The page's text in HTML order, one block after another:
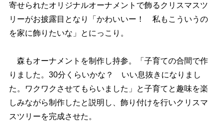
寄せられたオリジナルオーナメントで飾るクリスマスツ
リーがお披露目となり「かわいいー！ 私もこういうの
を家に飾りたいな」とにっこり。
森もオーナメントを制作し持参。「子育ての合間で作
りました。30分くらいかな？ いい息抜きになりまし
た。ワクワクさせてもらいました」と子育てと趣味を楽
しみながら制作したと説明し、飾り付けを行いクリスマ
スツリーを完成させた。